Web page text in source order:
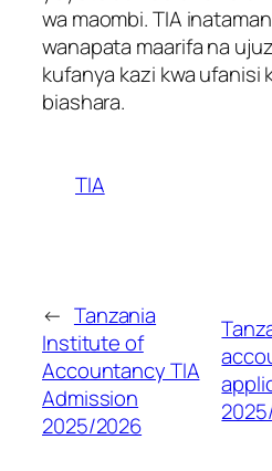
wa maombi. TIA
wanapata maarifa na
kufanya kazi kwa ufanisi
biashara.
TIA
← Tanzania
Institute of
Accountancy TIA
Admission
2025/2026